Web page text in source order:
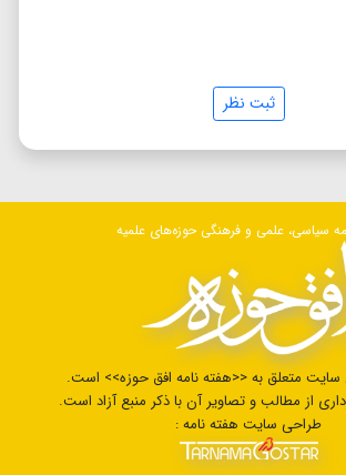
ثبت نظر
سیاسی، علمی و فرهنگی حوزه‌های علمیه
سایت متعلق به <<هفته نامه افق حوزه>> است.
از مطالب و تصاویر آن با ذکر منبع آزاد است.
طراحی سایت هفته نامه :